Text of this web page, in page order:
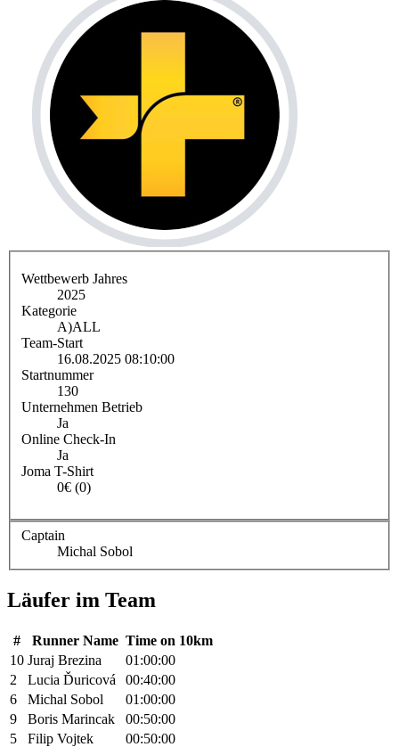
Wettbewerb Jahres
2025
Kategorie
A)ALL
Team-Start
16.08.2025 08:10:00
Startnummer
130
Unternehmen Betrieb
Ja
Online Check-In
Ja
Joma T-Shirt
0€ (0)
Captain
Michal Sobol
Läufer im Team
# Runner Name Time on 10km
10 Juraj Brezina
01:00:00
2
Lucia Ďuricová
00:40:00
6
Michal Sobol
01:00:00
9
Boris Marincak
00:50:00
5
Filip Vojtek
00:50:00